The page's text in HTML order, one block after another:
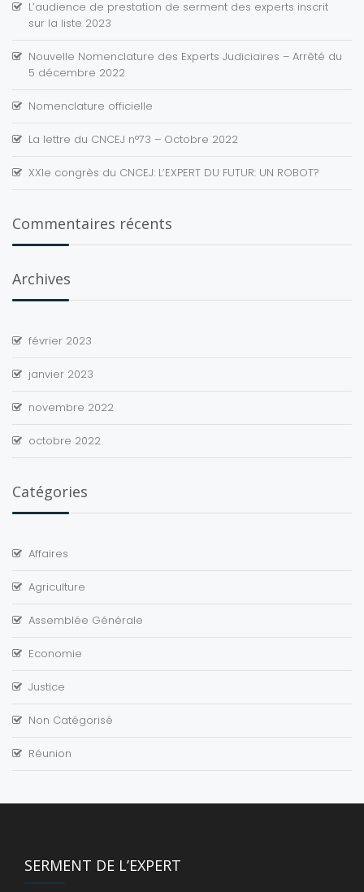
L’audience de prestation de serment des experts inscrit
sur la liste 2023
Nouvelle Nomenclature des Experts Judiciaires – Arrêté du
5 décembre 2022
Nomenclature officielle
La lettre du CNCEJ n°73 – Octobre 2022
XXIe congrès du CNCEJ: L’EXPERT DU FUTUR: UN ROBOT?
Commentaires récents
Archives
février 2023
janvier 2023
novembre 2022
octobre 2022
Catégories
Affaires
Agriculture
Assemblée Générale
Economie
Justice
Non Catégorisé
Réunion
SERMENT DE L’EXPERT